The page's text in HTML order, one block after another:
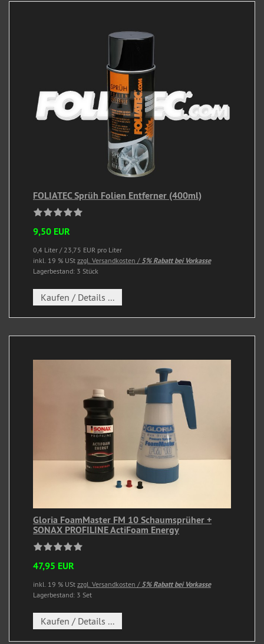
FOLIATEC Sprüh Folien Entferner (400ml)
9,50 EUR
0,4 Liter / 23,75 EUR pro Liter
inkl. 19 % USt zzgl. Versandkosten / 5% Rabatt bei Vorkasse
Lagerbestand: 3 Stück
Kaufen / Details ...
Gloria FoamMaster FM 10 Schaumsprüher +
SONAX PROFILINE ActiFoam Energy
47,95 EUR
inkl. 19 % USt zzgl. Versandkosten / 5% Rabatt bei Vorkasse
Lagerbestand: 3 Set
Kaufen / Details ...